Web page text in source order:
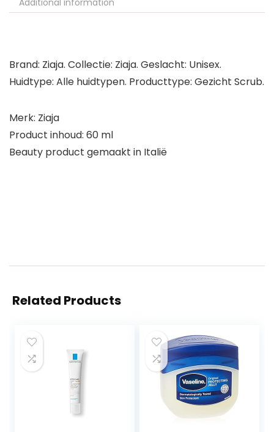
Additional information
Brand: Ziaja. Collectie: Ziaja. Geslacht: Unisex.
Huidtype: Alle huidtypen. Producttype: Gezicht Scrub.
Merk: Ziaja
Product inhoud: 60 ml
Beauty product gemaakt in Italië
Related Products